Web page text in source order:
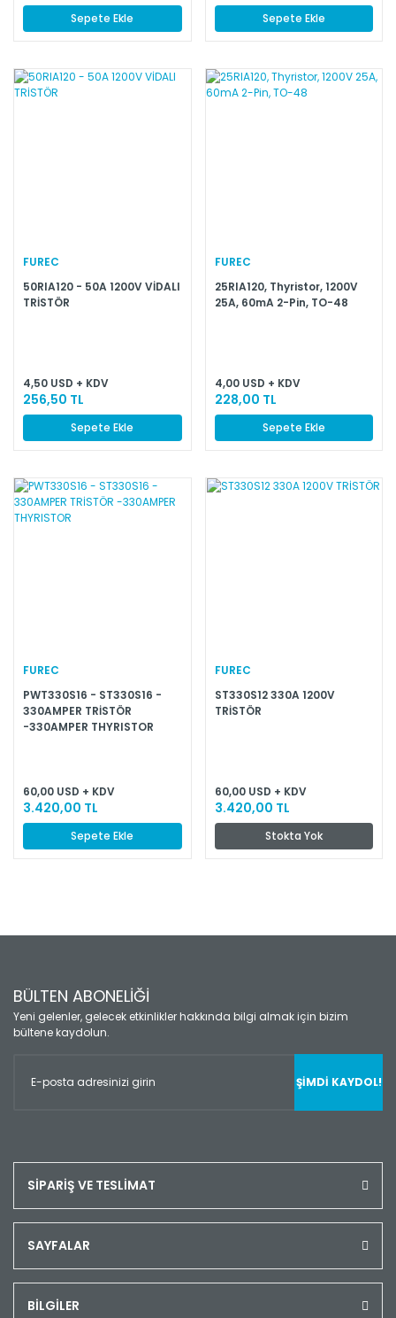
Sepete Ekle Sepete Ekle
FUREC
50RIA120 - 50A 1200V VİDALI
TRİSTÖR
4,50 USD + KDV
256,50 TL
Sepete Ekle
FUREC
25RIA120, Thyristor, 1200V
25A, 60mA 2-Pin, TO-48
4,00 USD + KDV
228,00 TL
Sepete Ekle
FUREC
PWT330S16 - ST330S16 -
330AMPER TRİSTÖR
-330AMPER THYRISTOR
60,00 USD + KDV
3.420,00 TL
Sepete Ekle
FUREC
ST330S12 330A 1200V
TRİSTÖR
60,00 USD + KDV
3.420,00 TL
Stokta Yok
BÜLTEN ABONELİĞİ
Yeni gelenler, gelecek etkinlikler hakkında bilgi almak için bizim
bültene kaydolun.
ŞİMDİ KAYDOL!
SİPARİŞ VE TESLİMAT
SAYFALAR
BİLGİLER